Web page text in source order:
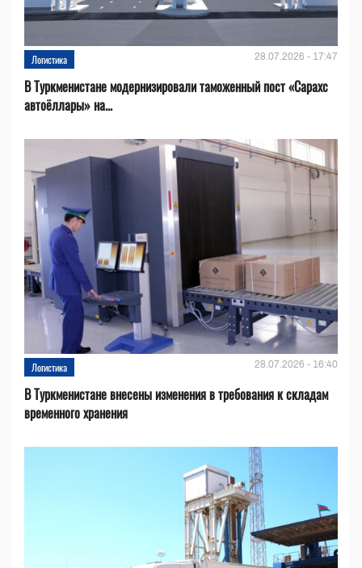
Логистика 28.07.2026 - 17:47
В Туркменистане модернизировали таможенный пост «Сарахс
автоёллары» на...
Логистика 28.07.2026 - 16:40
В Туркменистане внесены изменения в требования к складам
временного хранения